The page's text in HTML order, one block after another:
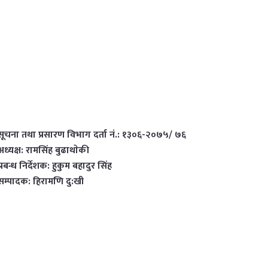
तथा प्रसारण विभाग दर्ता नं.: १३०६-२०७५/ ७६
रामसिंह बुढाथाेकी
निर्देशक: हुकुम बहादुर सिंह
हिरामणि दु:खी